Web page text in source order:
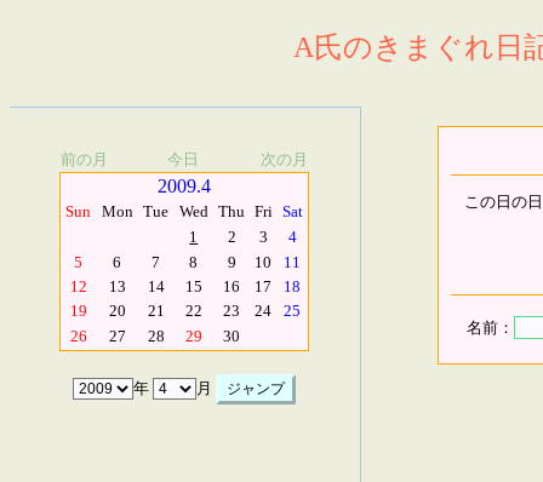
A氏のきまぐれ日
前の月 今日 次の月
2009.4
Sun Mon Tue Wed Thu Fri Sat
1
2 3
4
5
6 7 8 9 10
11
12
13 14 15 16 17
18
19
20 21 22 23 24
25
26
27 28 29 30
年 月
この日の
名前：